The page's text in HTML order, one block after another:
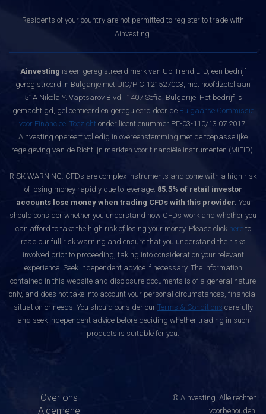
Residents of your country are not permitted to register to trade with
Ainvesting.
Ainvesting is een geregistreerd merk van Up Trend LTD, een bedrijf
geregistreerd in Bulgarije met UIC/PIC 121527003, met hoofdzetel aan
51A Nikola Y. Vaptsarov Blvd., 1407 Sofia, Bulgarije. Het bedrijf is
gemachtigd, gelicentieerd en gereguleerd door de Bulgaarse Commissie
voor Financieel Toezicht onder licentienummer РГ-03-110/13.07.2017.
Ainvesting opereert volledig in overeenstemming met de toepasselijke
regelgeving van de Richtlijn markten voor financiële instrumenten (MiFID).
RISK WARNING: CFDs are complex instruments and come with a high risk
of losing money rapidly due to leverage. 85.5% of retail investor
accounts lose money when trading CFDs with this provider. You
should consider whether you understand how CFDs work and whether you
can afford to take the high risk of losing your money. Please click hereto
read our full risk warning and ensure that you understand the risks
involved prior to proceeding, taking into consideration your relevant
experience. Seek independent advice if necessary. The information
contained in this website and disclosure documents is of a general nature
only, and does not take into account your personal circumstances, financial
situation or needs. You should consider our Terms & Conditions carefully
and seek independent advice before deciding whether trading in such
products is suitable for you.
Over ons
Algemene
© Ainvesting. Alle rechten
voorbehouden.